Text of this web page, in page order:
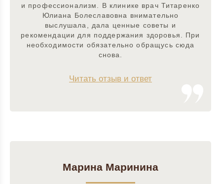
и профессионализм. В клинике врач Титаренко
Юлиана Болеславовна внимательно
выслушала, дала ценные советы и
рекомендации для поддержания здоровья. При
необходимости обязательно обращусь сюда
снова.
Читать отзыв и ответ
Марина Маринина